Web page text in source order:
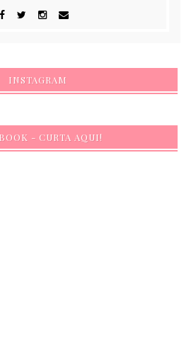
INSTAGRAM
- CURTA AQUI!